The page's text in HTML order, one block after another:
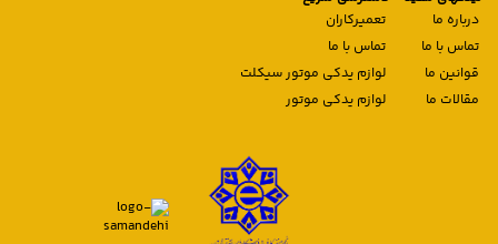
درباره ما
تماس با ما
قوانین ما
مقالات ما
تعمیرکاران
تماس با ما
لوازم یدکی موتور سیکلت
لوازم یدکی موتور